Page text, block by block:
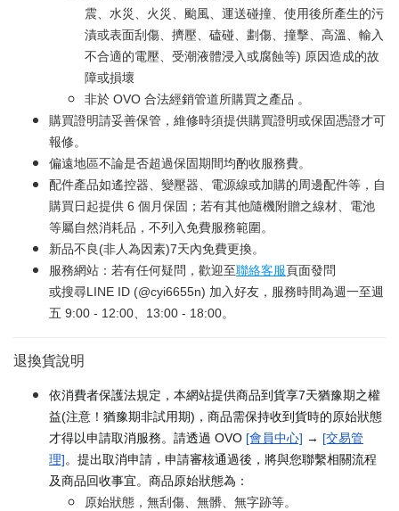
震、水災、火災、颱風、運送碰撞、使用後所產生的污
漬或表面刮傷、擠壓、磕碰、劃傷、撞擊、高溫、輸入
不合適的電壓、受潮液體浸入或腐蝕等) 原因造成的故
障或損壞
非於 OVO 合法經銷管道所購買之產品 。
購買證明請妥善保管，維修時須提供購買證明或保固憑證才可
報修。
偏遠地區不論是否超過保固期間均酌收服務費。
配件產品如遙控器、變壓器、電源線或加購的周邊配件等，自
購買日起提供 6 個月保固；若有其他隨機附贈之線材、電池
等屬自然消耗品，不列入免費服務範圍。
新品不良(非人為因素)7天內免費更換。
服務網站：若有任何疑問，歡迎至聯絡客服頁面發問
或搜尋LINE ID (@cyi6655n) 加入好友，服務時間為週一至週
五 9:00 - 12:00、13:00 - 18:00。
退換貨說明
依消費者保護法規定，本網站提供商品到貨享7天猶豫期之權
益(注意！猶豫期非試用期)，商品需保持收到貨時的原始狀態
才得以申請取消服務。請透過 OVO [會員中心] → [交易管
理]。提出取消申請，申請審核通過後，將與您聯繫相關流程
及商品回收事宜。商品原始狀態為：
原始狀態，無刮傷、無髒、無字跡等。